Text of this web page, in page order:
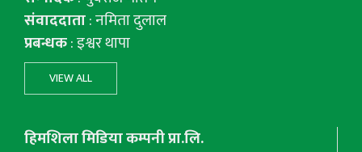
संवाददाता: नमिता दुलाल
प्रबन्धक: इश्वर थापा
VIEW ALL
हिमशिला मिडिया कम्पनी प्रा.लि.